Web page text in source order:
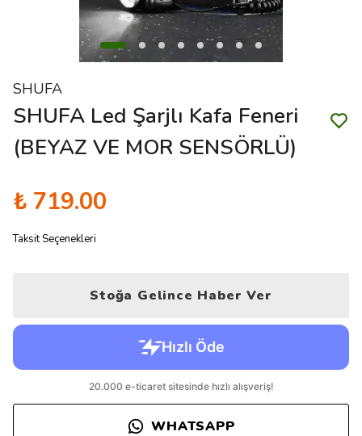
SHUFA
SHUFA Led Şarjlı Kafa Feneri
(BEYAZ VE MOR SENSÖRLÜ)
₺ 719.00
Taksit Seçenekleri
Stoğa Gelince Haber Ver
WHATSAPP